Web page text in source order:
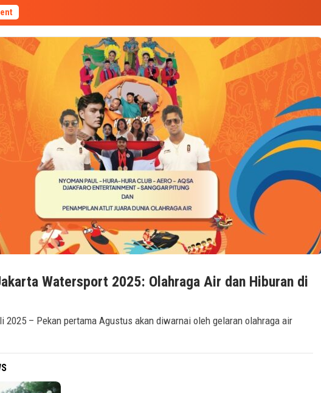
Watersport 2025: Olahraga Air dan Hiburan di
2025 – Pekan pertama Agustus akan diwarnai oleh gelaran olahraga air